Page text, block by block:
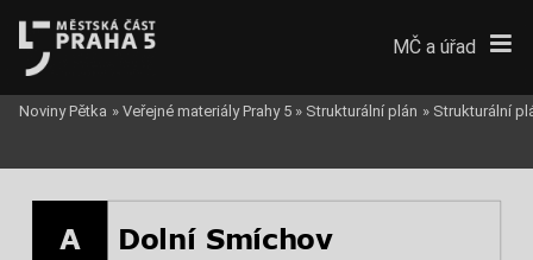
Dolní Smíchov
A
MČ a úřad
Noviny Pětka » Veřejné materiály Prahy 5 » Strukturální plán » Strukturální